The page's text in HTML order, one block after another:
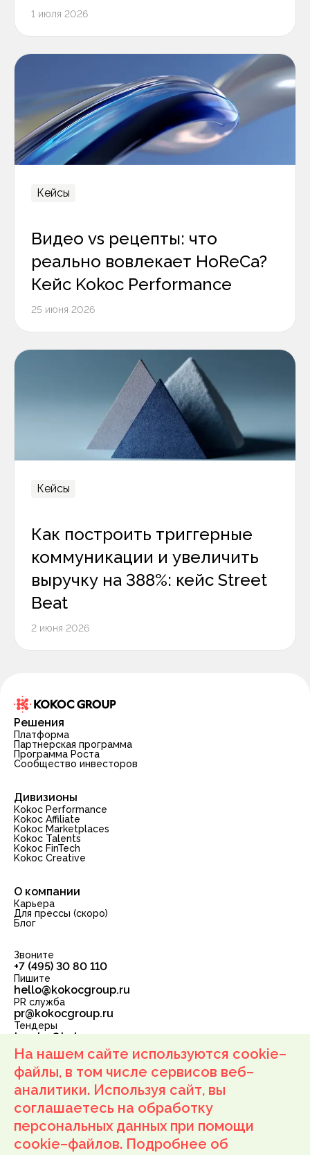
1 июля 2026
Кейсы
Видео vs рецепты: что
реально вовлекает HoReCa?
Кейс Kokoc Performance
25 июня 2026
Кейсы
Как построить триггерные
коммуникации и увеличить
выручку на 388%: кейс Street
Beat
2 июня 2026
Решения
Платформа
Партнерская программа
Программа Роста
Сообщество инвесторов
Дивизионы
Kokoc Performance
Kokoc Affiliate
Kokoc Marketplaces
Kokoc Talents
Kokoc FinTech
Kokoc Creative
О компании
Карьера
Для прессы (скоро)
Блог
Звоните
+7 (495) 30 80 110
Пишите
hello@kokocgroup.ru
PR служба
pr@kokocgroup.ru
Тендеры
tender@kokocgroup.ru
ООО «Корпорация РБС»
ОГРН: 1137746210898 ИНН: 7710934777
111250, г. Москва, ул. Лефортовский Вал, д. 24, подвал
пом. IV, комн. 1, офис 52
Условия возврата
Политика обработки персональных данных
Согласие на получение маркетинговых рассылок
Согласие на обработку персональных данных
На нашем сайте используются cookie–
файлы, в том числе сервисов веб–
аналитики. Используя сайт, вы
соглашаетесь на обработку
персональных данных при помощи
cookie–файлов. Подробнее об